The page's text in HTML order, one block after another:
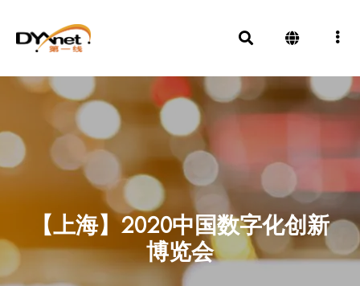
【上海】2020中国数字化创新
博览会